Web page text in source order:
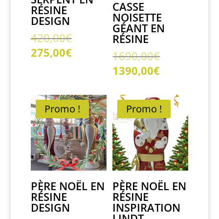
RÉSINE
DESIGN
420,00€Le
prix
275,00€Le
275,00€.
CASSE
NOISETTE
GÉANT EN
RÉSINE
1690,00€Le
prix
était :
1690,00€.
1390,00€Le
actuel
est :
1390,00€.
Promo !
PÈRE NOËL EN
RÉSINE
DESIGN
Promo !
PÈRE NOËL EN
RÉSINE
INSPIRATION